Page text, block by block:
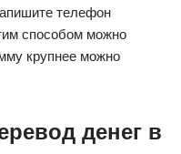
телефон
способом можно
крупнее можно
денег в